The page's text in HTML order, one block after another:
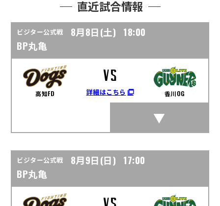
中学生クラス限定 入会キャンペーン実施中
お知らせ 2026.7.31
「#ドッキーの妹命名会議」投票結果発表
2026.7.23
セカンドシーズン 登録メンバー決定のお知らせ
イベント 2026.7.21
イベント
直近試合情報
ビジター公式戦 8月8日(土)
18:00
BP丸亀
高知FD
VS
詳細はこちら 香川OG
ビジター公式戦 8月9日(日)
17:00
BP丸亀